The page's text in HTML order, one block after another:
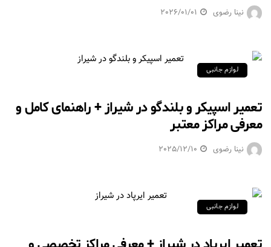
نینا رضوی 2026/01/01
لوازم جانبی
تعمیر اسپیکر و بلندگو در شیراز + راهنمای کامل و
معرفی مراکز معتبر
نینا رضوی 2025/12/10
لوازم جانبی